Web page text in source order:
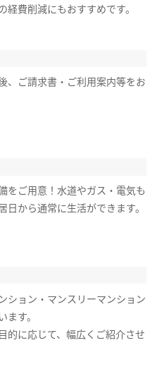
経費削減にもおすすめです。
、ご請求書・ご利用案内等をお
をご用意！水道やガス・電気も
日から通常に生活ができます。
ション・マンスリーマンション
ます。
的に応じて、幅広くご紹介させ